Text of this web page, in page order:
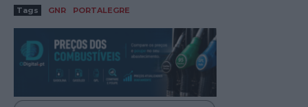
Tags GNR PORTALEGRE